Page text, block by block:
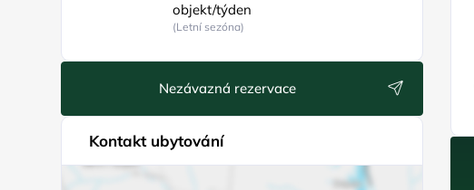
objekt/týden
(Letní sezóna)
Nezávazná rezervace
Kontakt ubytování